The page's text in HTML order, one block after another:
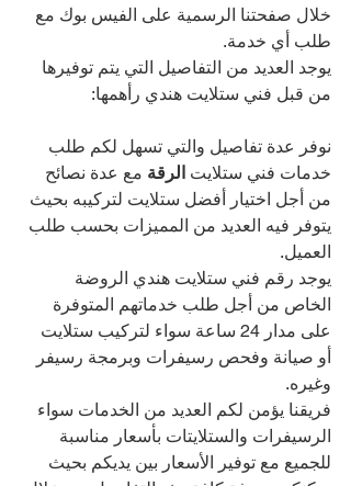
خلال صفحتنا الرسمية على الفيس بوك مع
طلب أي خدمة.
يوجد العديد من التفاصيل التي يتم توفيرها
من قبل فني ستلايت هندي رأهمها:
نوفر عدة تفاصيل والتي تسهل لكم طلب
خدمات فني ستلايت الرقة مع عدة نصائح
من أجل اختيار أفضل ستلايت لتركيبه بحيث
يتوفر فيه العديد من المميزات بحسب طلب
العميل.
يوجد رقم فني ستلايت هندي الروضة
الخاص من أجل طلب خدماتهم المتوفرة
على مدار 24 ساعة سواء لتركيب ستلايت
أو صيانة وفحص رسيفرات وبرمجة رسيفر
وغيره.
فريقنا يؤمن لكم العديد من الخدمات سواء
الرسيفرات والستلايتات بأسعار مناسبة
للجميع مع توفير الأسعار بين يديكم بحيث